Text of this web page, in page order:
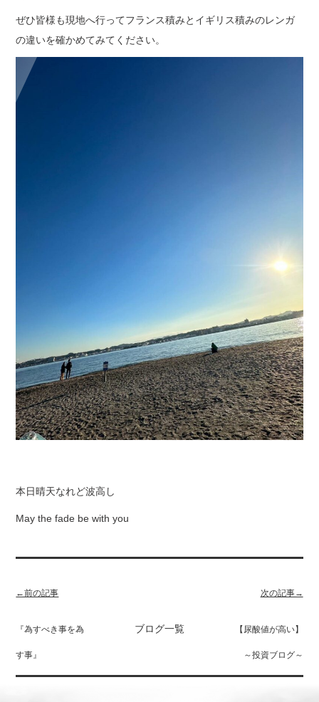
ぜひ皆様も現地へ行ってフランス積みとイギリス積みのレンガ
の違いを確かめてみてください。
本日晴天なれど波高し
May the fade be with you
←前の記事
『為すべき事を為
す事』
ブログ一覧
次の記事→
【尿酸値が高い】
～投資ブログ～